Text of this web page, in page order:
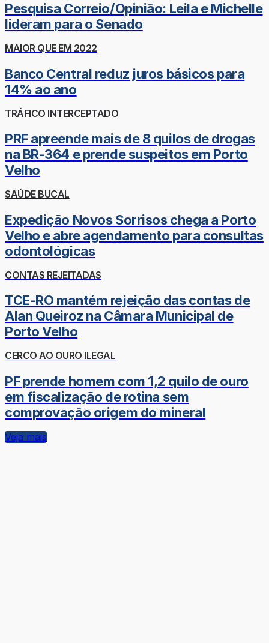
Pesquisa Correio/Opinião: Leila e Michelle
lideram para o Senado
MAIOR QUE EM 2022
Banco Central reduz juros básicos para
14% ao ano
TRÁFICO INTERCEPTADO
PRF apreende mais de 8 quilos de drogas
na BR-364 e prende suspeitos em Porto
Velho
SAÚDE BUCAL
Expedição Novos Sorrisos chega a Porto
Velho e abre agendamento para consultas
odontológicas
CONTAS REJEITADAS
TCE-RO mantém rejeição das contas de
Alan Queiroz na Câmara Municipal de
Porto Velho
CERCO AO OURO ILEGAL
PF prende homem com 1,2 quilo de ouro
em fiscalização de rotina sem
comprovação origem do mineral
Veja mais